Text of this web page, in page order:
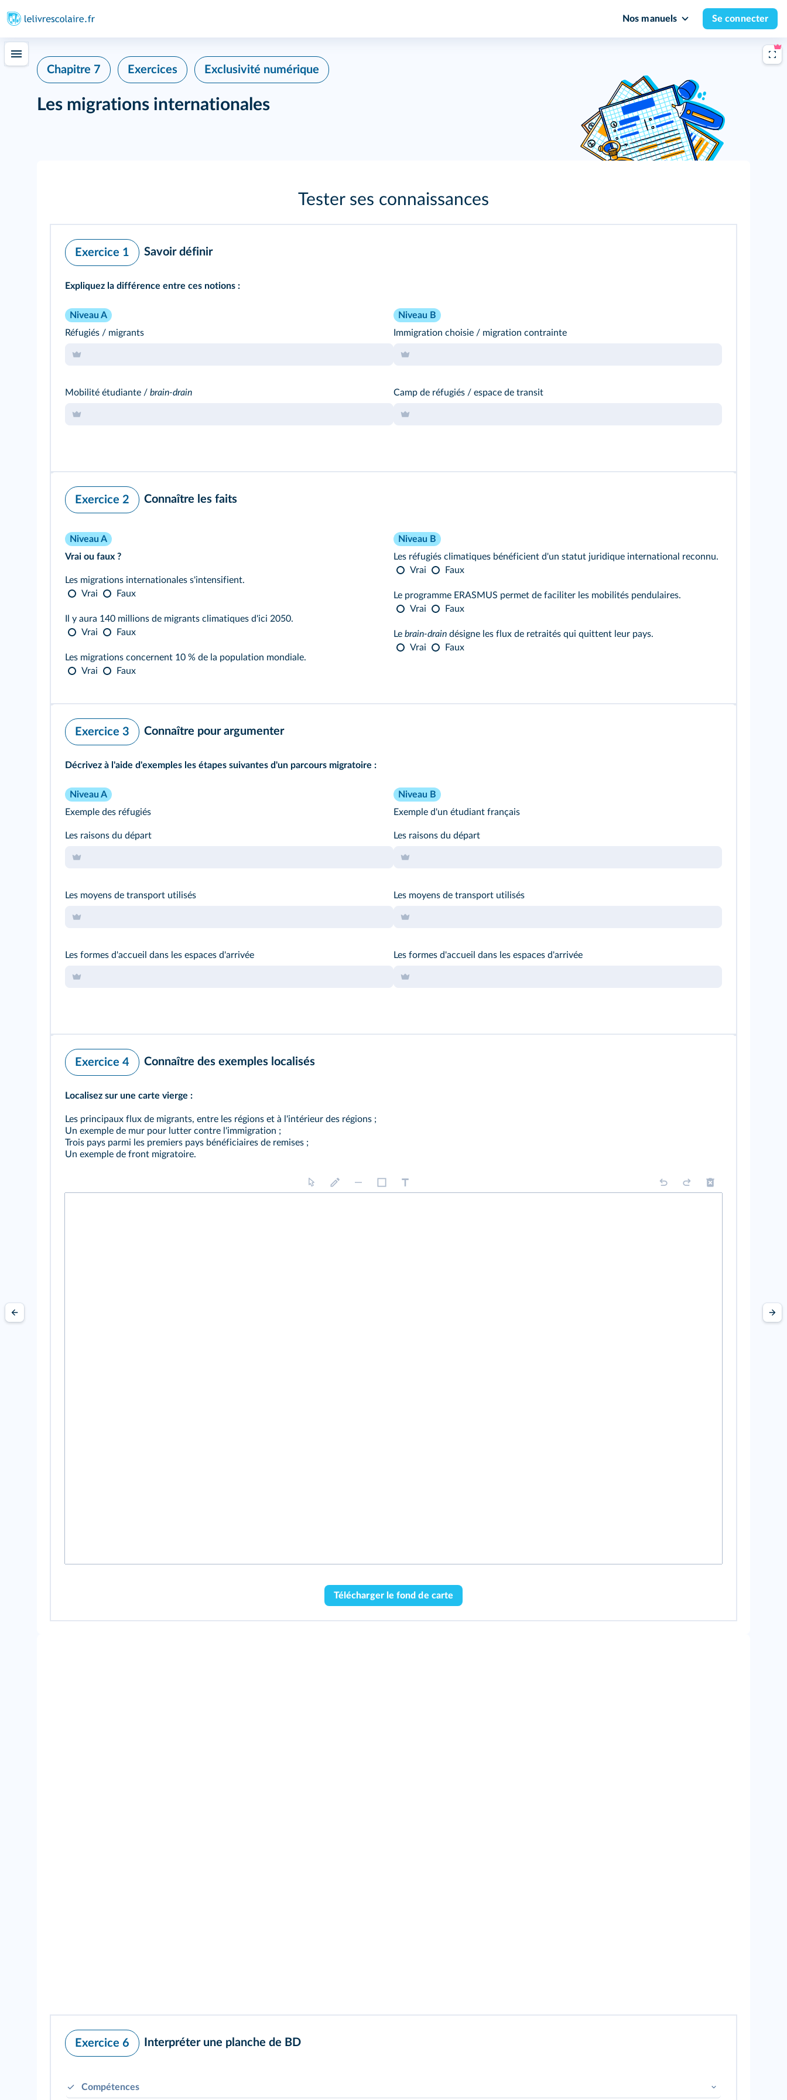
Nos manuels Se connecter
Chapitre 7 Exercices Exclusivité numérique
Les migrations internationales
Tester ses connaissances
Exercice 1 Savoir définir
Expliquez la différence entre ces notions :
Niveau A
Réfugiés / migrants
Mobilité étudiante / brain-drain
Niveau B
Immigration choisie / migration contrainte
Camp de réfugiés / espace de transit
Exercice 2 Connaître les faits
Niveau A
Vrai ou faux ?
Les migrations internationales s'intensifient.
Vrai
Faux
Il y aura 140 millions de migrants climatiques d'ici 2050.
Vrai
Faux
Les migrations concernent 10 % de la population mondiale.
Vrai
Faux
Niveau B
Les réfugiés climatiques bénéficient d'un statut juridique international reconnu.
Vrai
Faux
Le programme ERASMUS permet de faciliter les mobilités pendulaires.
Vrai
Faux
Le brain-drain désigne les flux de retraités qui quittent leur pays.
Vrai
Faux
Exercice 3 Connaître pour argumenter
Décrivez à l'aide d'exemples les étapes suivantes d'un parcours migratoire :
Niveau A
Exemple des réfugiés
Les raisons du départ
Les moyens de transport utilisés
Les formes d'accueil dans les espaces d'arrivée
Niveau B
Exemple d'un étudiant français
Les raisons du départ
Les moyens de transport utilisés
Les formes d'accueil dans les espaces d'arrivée
Exercice 4 Connaître des exemples localisés
Localisez sur une carte vierge :
Les principaux flux de migrants, entre les régions et à l'intérieur des régions ;
Un exemple de mur pour lutter contre l'immigration ;
Trois pays parmi les premiers pays bénéficiaires de remises ;
Un exemple de front migratoire.
Télécharger le fond de carte
Exercice 6 Interpréter une planche de BD
Compétences